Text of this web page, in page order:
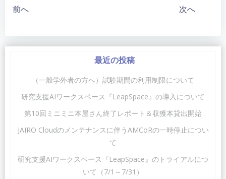
投
稿
ゲ
ー
ョ
前へ
稿
ナ
ビ
ゲ
ー
シ
ョ
次へ
最近の投稿
（一般学外者の方へ）試験期間の利用制限について
研究支援AIワークスペース『LeapSpace』の導入について
第10回ミニミニ本屋さん終了レポート＆収獲本貸出開始
JAIRO Cloudのメンテナンスに伴うAMCoRの一時停止につい
て
研究支援AIワークスペース『LeapSpace』のトライアルにつ
いて（7/1～7/31）